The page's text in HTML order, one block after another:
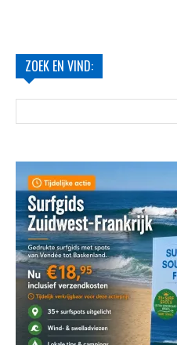
ZOEK EN VIND: